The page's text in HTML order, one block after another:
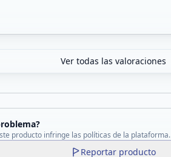
Ver todas las valoraciones
producto infringe las políticas de la plataforma.
Reportar producto